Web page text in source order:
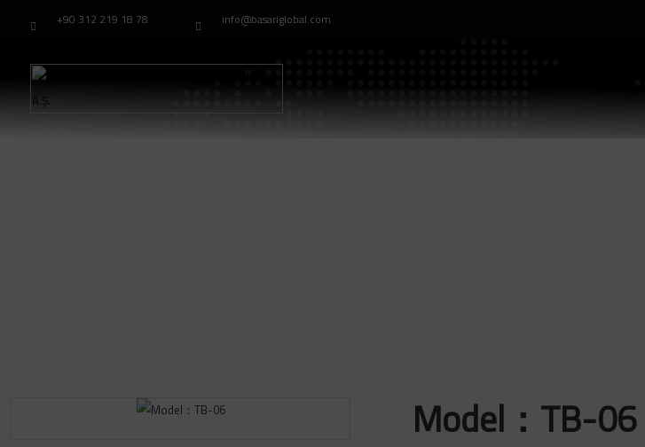
+90 312 219 18 78 info@basariglobal.com
Model：TB-06